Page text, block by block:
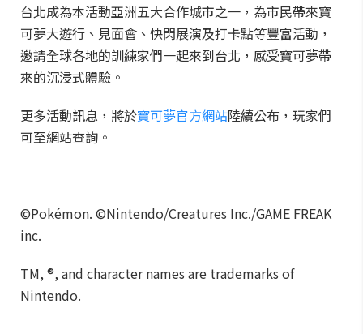
台北成為本活動亞洲五大合作城市之一，為市民帶來寶
可夢大遊行、見面會、快閃展演及打卡點等豐富活動，
邀請全球各地的訓練家們一起來到台北，感受寶可夢帶
來的沉浸式體驗。
更多活動訊息，將於寶可夢官方網站陸續公布，玩家們
可至網站查詢。
©Pokémon. ©Nintendo/Creatures Inc./GAME FREAK
inc.
TM, ®, and character names are trademarks of
Nintendo.